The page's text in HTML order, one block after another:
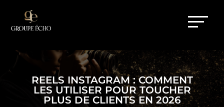
REELS INSTAGRAM : COMMENT
LES UTILISER POUR TOUCHER
PLUS DE CLIENTS EN 2026